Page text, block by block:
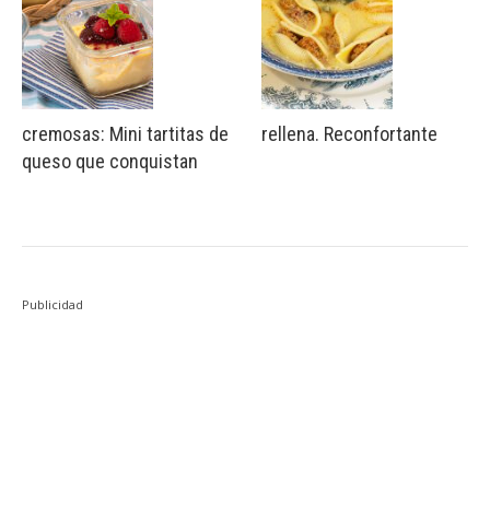
cremosas: Mini tartitas de
queso que conquistan
rellena. Reconfortante
Publicidad